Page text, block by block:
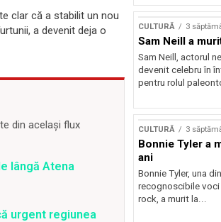
clar că a stabilit un nou
a devenit deja o
din același flux
lângă Atena
urgent regiunea
CULTURĂ 3
Sam Neill a
Sam Neill, actorul
devenit celebru în
pentru rolul
CULTURĂ 3
Bonnie Tyler a
ani
Bonnie Tyler, una
recognoscibile
rock, a murit la...